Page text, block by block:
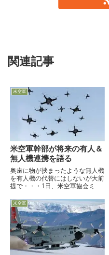
関連記事
米空軍
米空軍幹部が将来の有人＆
無人機連携を語る
奥歯に物が挟まったような無人機
を有人機の代替にはしないが大前
提で・・・1日、米空軍協会ミッ
研究員らが、米空軍に無人機の活
用を提言する「Understanding
the Promise of Sky...
米空軍